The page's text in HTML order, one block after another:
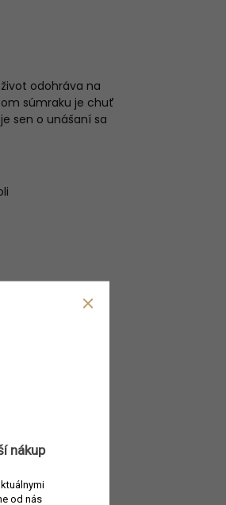
odohráva na
súmraku je chuť
sen o unášaní sa
nákup
od nás